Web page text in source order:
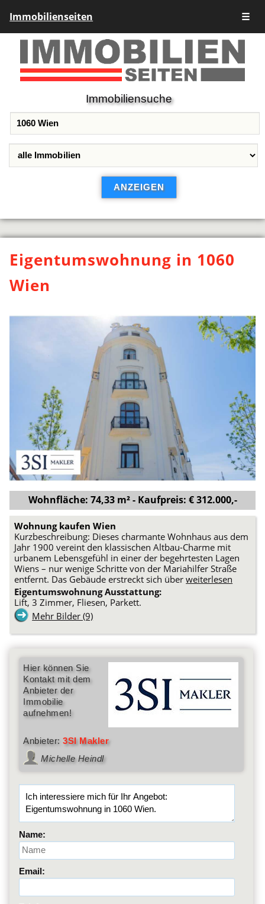
Immobilienseiten ☰
Immobiliensuche
Eigentumswohnung in 1060
Wien
Wohnfläche: 74,33 m² - Kaufpreis: € 312.000,-
Wohnung kaufen Wien
Kurzbeschreibung: Dieses charmante Wohnhaus aus dem
Jahr 1900 vereint den klassischen Altbau-Charme mit
urbanem Lebensgefühl in einer der begehrtesten Lagen
Wiens – nur wenige Schritte von der Mariahilfer Straße
entfernt. Das Gebäude erstreckt sich überweiterlesen
Eigentumswohnung Ausstattung:
Lift, 3 Zimmer, Fliesen, Parkett.
Mehr Bilder (9)
Hier können Sie
Kontakt mit dem
Anbieter der
Immobilie
aufnehmen!
Anbieter:3SI Makler
Michelle Heindl
Name:
Email: